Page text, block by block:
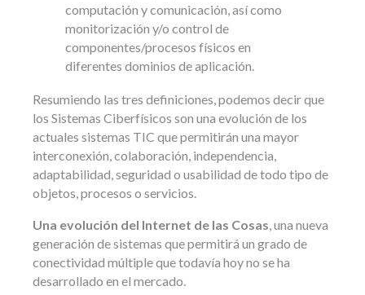
computación y comunicación, así como
monitorización y/o control de
componentes/procesos físicos en
diferentes dominios de aplicación.
Resumiendo las tres definiciones, podemos decir que
los Sistemas Ciberfísicos son una evolución de los
actuales sistemas TIC que permitirán una mayor
interconexión, colaboración, independencia,
adaptabilidad, seguridad o usabilidad de todo tipo de
objetos, procesos o servicios.
Una evolución del Internet de las Cosas, una nueva
generación de sistemas que permitirá un grado de
conectividad múltiple que todavía hoy no se ha
desarrollado en el mercado.